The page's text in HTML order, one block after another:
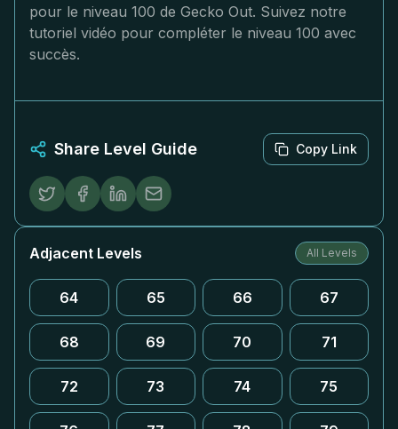
pour le niveau 100 de Gecko Out. Suivez notre
tutoriel vidéo pour compléter le niveau 100 avec
succès.
Share Level Guide Copy Link
Adjacent Levels All Levels
64 65 66 67
68 69 70 71
72 73 74 75